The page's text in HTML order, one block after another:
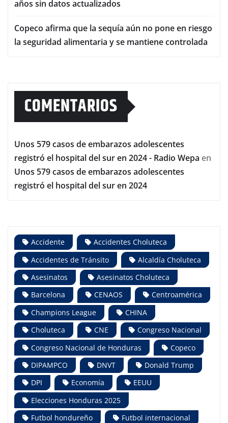
años sin datos actualizados
Copeco afirma que la sequía aún no pone en riesgo
la seguridad alimentaria y se mantiene controlada
COMENTARIOS
Unos 579 casos de embarazos adolescentes
registró el hospital del sur en 2024 - Radio Wepa en
Unos 579 casos de embarazos adolescentes
registró el hospital del sur en 2024
Accidente
Accidentes Choluteca
Accidentes de Tránsito
Alcaldía Choluteca
Asesinatos
Asesinatos Choluteca
Barcelona
CENAOS
Centroamérica
Champions League
CHINA
Choluteca
CNE
Congreso Nacional
Congreso Nacional de Honduras
Copeco
DIPAMPCO
DNVT
Donald Trump
DPI
Economía
EEUU
Elecciones Honduras 2025
Futbol hondureño
Futbol internacional